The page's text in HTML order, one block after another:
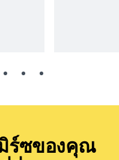
ร์ซของคุณ